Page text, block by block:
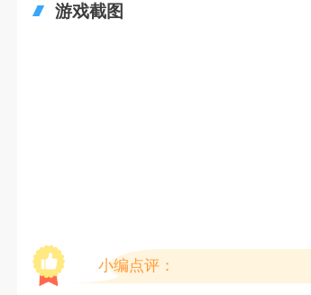
游戏截图
小编点评：